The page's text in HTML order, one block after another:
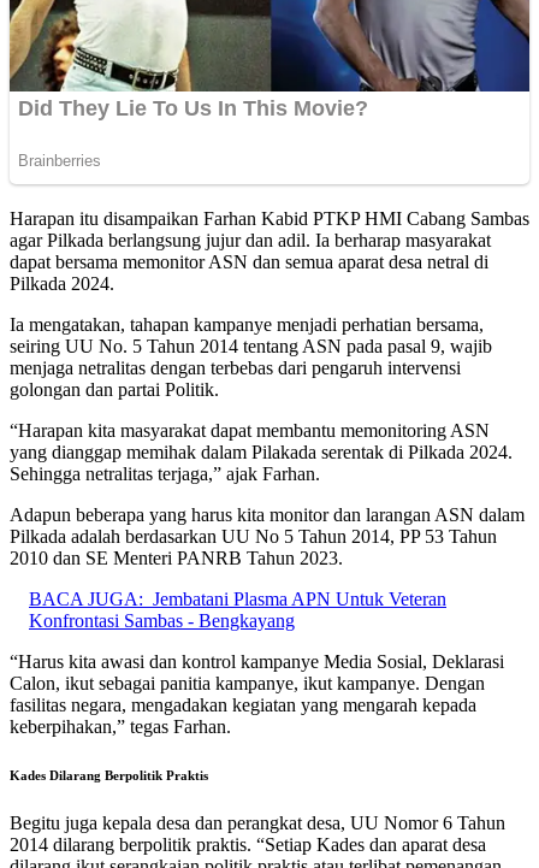
Harapan itu disampaikan Farhan Kabid PTKP HMI Cabang Sambas
agar Pilkada berlangsung jujur dan adil. Ia berharap masyarakat
dapat bersama memonitor ASN dan semua aparat desa netral di
Pilkada 2024.
Ia mengatakan, tahapan kampanye menjadi perhatian bersama,
seiring UU No. 5 Tahun 2014 tentang ASN pada pasal 9, wajib
menjaga netralitas dengan terbebas dari pengaruh intervensi
golongan dan partai Politik.
“Harapan kita masyarakat dapat membantu memonitoring ASN
yang dianggap memihak dalam Pilakada serentak di Pilkada 2024.
Sehingga netralitas terjaga,” ajak Farhan.
Adapun beberapa yang harus kita monitor dan larangan ASN dalam
Pilkada adalah berdasarkan UU No 5 Tahun 2014, PP 53 Tahun
2010 dan SE Menteri PANRB Tahun 2023.
BACA JUGA: Jembatani Plasma APN Untuk Veteran
Konfrontasi Sambas - Bengkayang
“Harus kita awasi dan kontrol kampanye Media Sosial, Deklarasi
Calon, ikut sebagai panitia kampanye, ikut kampanye. Dengan
fasilitas negara, mengadakan kegiatan yang mengarah kepada
keberpihakan,” tegas Farhan.
Kades Dilarang Berpolitik Praktis
Begitu juga kepala desa dan perangkat desa, UU Nomor 6 Tahun
2014 dilarang berpolitik praktis. “Setiap Kades dan aparat desa